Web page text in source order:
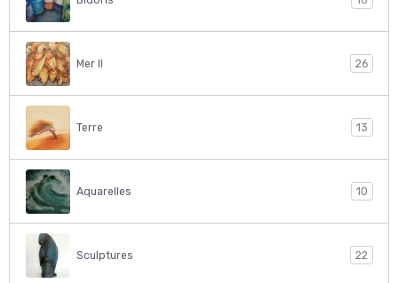
Mer II 26
Terre 13
Aquarelles 10
Sculptures 22